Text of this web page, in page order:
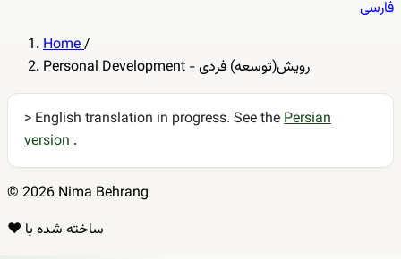
فارسی
Home/
Personal Development - رویش(توسعه) فردی
> English translation in progress. See thePersian
version .
© 2026 Nima Behrang
ساخته شده با ❤️